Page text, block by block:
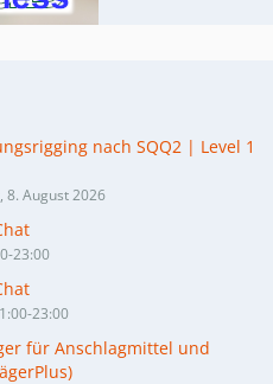
nach SQQ2 | Level 1
8. August 2026
23:00
23:00
für Anschlagmittel und